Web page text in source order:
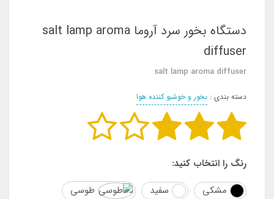
دستگاه بخور سرد آروما salt lamp aroma
diffuser
salt lamp aroma diffuser
دسته بندی : بخور و خوشبو کننده هوا
رنگ را انتخاب کنید:
مشکی
سفید طوسی